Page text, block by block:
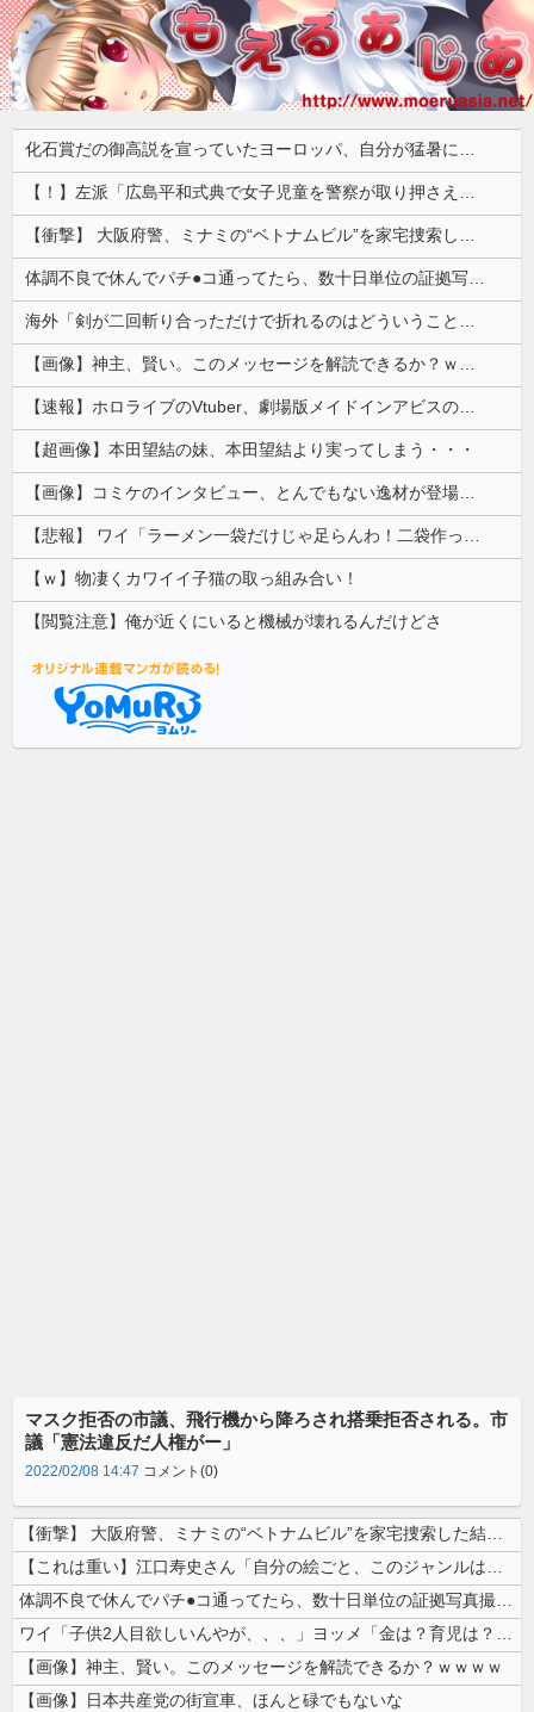
化石賞だの御高説を宣っていたヨーロッパ、自分が猛暑に襲われると為すすべべもなくダメージを受けてしまい……
【！】左派「広島平和式典で女子児童を警察が取り押さえて無理矢理、排除しました！」 → ネット特定班「女児？全学連のプロ活動家では？」
【衝撃】 大阪府警、ミナミの“ベトナムビル”を家宅捜索した結果・・・・・・
体調不良で休んでパチ●コ通ってたら、数十日単位の証拠写真撮られて会社クビになった
海外「剣が二回斬り合っただけで折れるのはどういうことなんだ」満点なのに二度と起動しない理由…
【画像】神主、賢い。このメッセージを解読できるか？ｗｗｗｗ
【速報】ホロライブのVtuber、劇場版メイドインアビスの主題歌決定wwwwwwwwww
【超画像】本田望結の妹、本田望結より実ってしまう・・・
【画像】コミケのインタビュー、とんでもない逸材が登場ｗｗｗｗｗｗ 【Pickup07092041】
【悲報】 ワイ「ラーメン一袋だけじゃ足らんわ！二袋作ったろ！」→結果ｗｗｗ
【ｗ】物凄くカワイイ子猫の取っ組み合い！
【閲覧注意】俺が近くにいると機械が壊れるんだけどさ
マスク拒否の市議、飛行機から降ろされ搭乗拒否される。市
議「憲法違反だ人権がー」
2022/02/08 14:47 コメント(0)
【衝撃】 大阪府警、ミナミの“ベトナムビル”を家宅捜索した結果・・・・...
【これは重い】江口寿史さん「自分の絵ごと、このジャンルはそろそろ終わり...
体調不良で休んでパチ●コ通ってたら、数十日単位の証拠写真撮られて会社ク...
ワイ「子供2人目欲しいんやが、、、」ヨッメ「金は？育児は？私の仕事は？...
【画像】神主、賢い。このメッセージを解読できるか？ｗｗｗｗ
【画像】日本共産党の街宣車、ほんと碌でもないな